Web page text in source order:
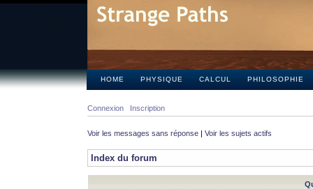
HOME PHYSIQUE CALCUL PHILOSOPHIE
Connexion Inscription
Voir les messages sans réponse | Voir les sujets actifs
Index du forum